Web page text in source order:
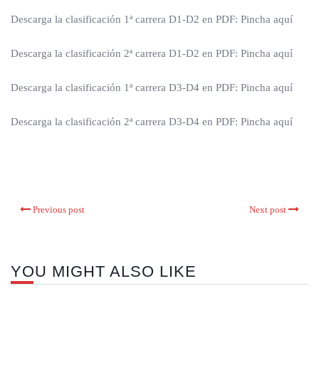
Descarga la clasificación 1ª carrera D1-D2 en PDF: Pincha aquí
Descarga la clasificación 2ª carrera D1-D2 en PDF: Pincha aquí
Descarga la clasificación 1ª carrera D3-D4 en PDF: Pincha aquí
Descarga la clasificación 2ª carrera D3-D4 en PDF: Pincha aquí
Previous post Next post
YOU MIGHT ALSO LIKE